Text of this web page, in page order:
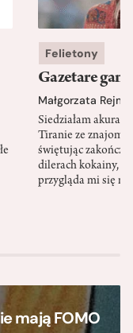
Felietony
Gazetare
Małgorzata
Siedziałam akurat
Tiranie ze
świętując
dilerach kokainy,
przygląda mi się
mają FOMO